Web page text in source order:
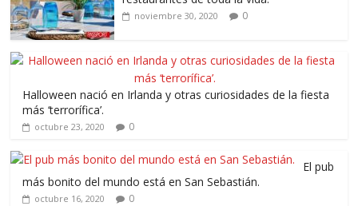
noviembre 30, 2020 0
Halloween nació en Irlanda y otras curiosidades de la fiesta
más ‘terrorífica’.
octubre 23, 2020 0
El pub
más bonito del mundo está en San Sebastián.
octubre 16, 2020 0